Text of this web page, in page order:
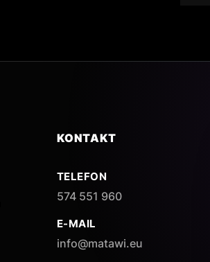
KONTAKT
TELEFON
574 551 960
E-MAIL
info@matawi.eu